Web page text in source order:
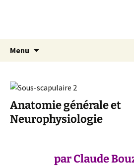
Menu
Anatomie générale et
Neurophysiologie
par Claude